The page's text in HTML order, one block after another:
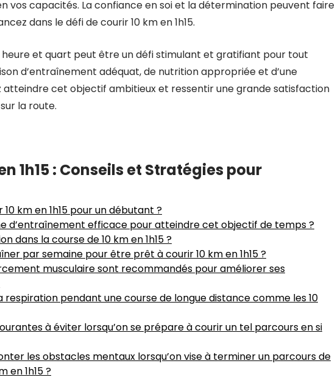
vos capacités. La confiance en soi et la détermination peuvent faire
dans le défi de courir 10 km en 1h15.
heure et quart peut être un défi stimulant et gratifiant pour tout
d’entraînement adéquat, de nutrition appropriée et d’une
cet objectif ambitieux et ressentir une grande satisfaction
la route.
1h15 : Conseils et Stratégies pour
km en 1h15 pour un débutant ?
d’entraînement efficace pour atteindre cet objectif de temps ?
dans la course de 10 km en 1h15 ?
par semaine pour être prêt à courir 10 km en 1h15 ?
musculaire sont recommandés pour améliorer ses
pendant une course de longue distance comme les 10
à éviter lorsqu’on se prépare à courir un tel parcours en si
les obstacles mentaux lorsqu’on vise à terminer un parcours de
en 1h15 ?